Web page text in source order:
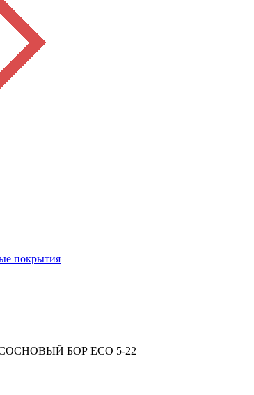
покрытия
БОР ECO 5-22